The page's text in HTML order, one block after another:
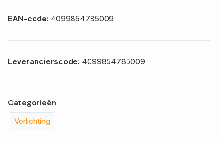
EAN-code: 4099854785009
Leverancierscode: 4099854785009
Categorieën
Verlichting